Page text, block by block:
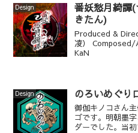
Design
番妖愁月綺譚
きたん)
Produced &
凌）
KaN
Design のろいめぐり
御伽キノコさん
ゴです。明朝墨
ダーでした。当